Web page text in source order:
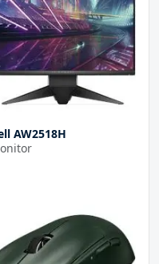
AW2518H